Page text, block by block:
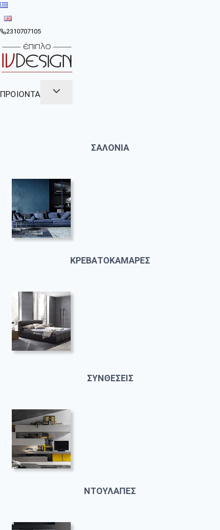
Skip
to
content
2310707105
ΠΡΟΙΟΝΤΑ
ΣΑΛΟΝΙΑ
ΚΡΕΒΑΤΟΚΑΜΑΡΕΣ
ΣΥΝΘΕΣΕΙΣ
ΝΤΟΥΛΑΠΕΣ